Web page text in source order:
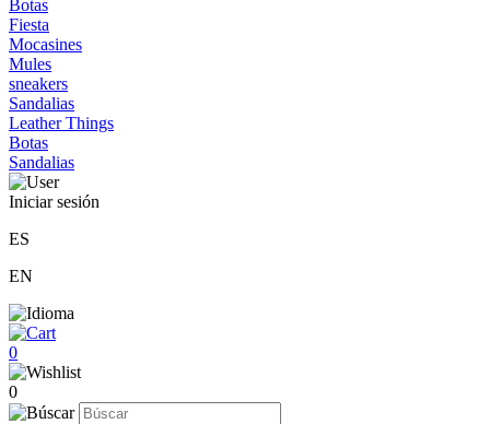
Botas
Fiesta
Mocasines
Mules
sneakers
Sandalias
Leather Things
Botas
Sandalias
Iniciar sesión
ES
EN
0
0